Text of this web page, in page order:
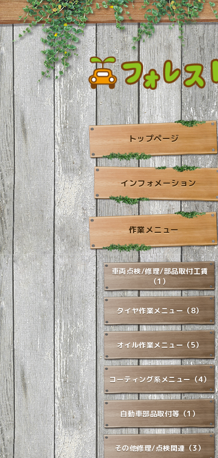
トップページ
インフォメーション
作業メニュー
車両点検/修理/部品取付工賃
（1）
タイヤ作業メニュー（8）
オイル作業メニュー（5）
コーティング系メニュー（4）
自動車部品取付等（1）
その他修理/点検関連（3）